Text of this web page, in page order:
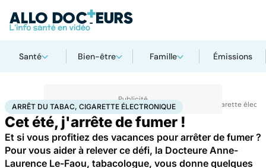
Santé Bien-être Famille Émissions
AccueilSantéMaladiesDrogues et addictionsArrêt du tabac, cigarette
ARRÊT DU TABAC, CIGARETTE ÉLECTRONIQUE
Cet été, j'arrête de fumer !
Et si vous profitiez des vacances pour arrêter de fumer ?
Pour vous aider à relever ce défi, la Docteure Anne-
Laurence Le-Faou, tabacologue, vous donne quelques